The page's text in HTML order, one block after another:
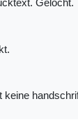
Gelocht.
keine